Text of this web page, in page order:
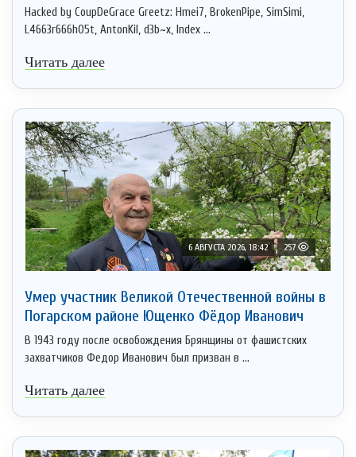
Hacked by CoupDeGrace Greetz: Hmei7, BrokenPipe, SimSimi,
L4663r666h05t, AntonKil, d3b~x, Index ...
Читать далее
6 АВГУСТА 2026, 18:42 257
Умер участник Великой Отечественной войны в
Погарском районе Ющенко Фёдор Иванович
В 1943 году после освобождения Брянщины от фашистских
захватчиков Федор Иванович был призван в ...
Читать далее